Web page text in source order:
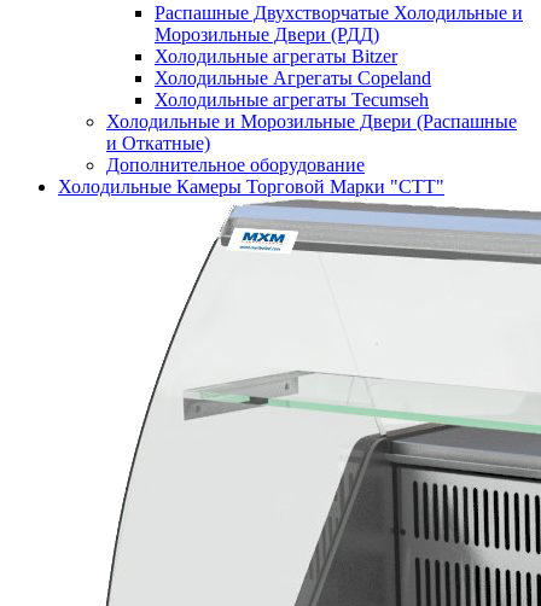
Распашные Двухстворчатые Холодильные и
Морозильные Двери (РДД)
Холодильные агрегаты Bitzer
Холодильные Агрегаты Copeland
Холодильные агрегаты Tecumseh
Холодильные и Морозильные Двери (Распашные
и Откатные)
Дополнительное оборудование
Холодильные Камеры Торговой Марки "СТТ"